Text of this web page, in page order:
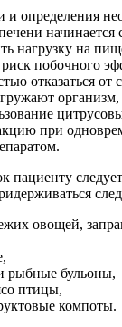
и определения
начинается
нагрузку на
побочного
отказаться от
при
пациенту
овощей,
рыбные бульоны,
птицы,
компоты.